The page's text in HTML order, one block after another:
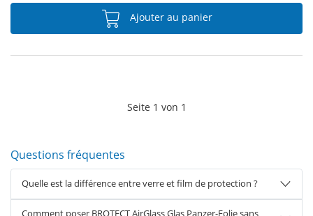
Ajouter au panier
Seite 1 von 1
Questions fréquentes
Quelle est la différence entre verre et film de protection ?
Comment poser BROTECT AirGlass Glas Panzer-Folie sans